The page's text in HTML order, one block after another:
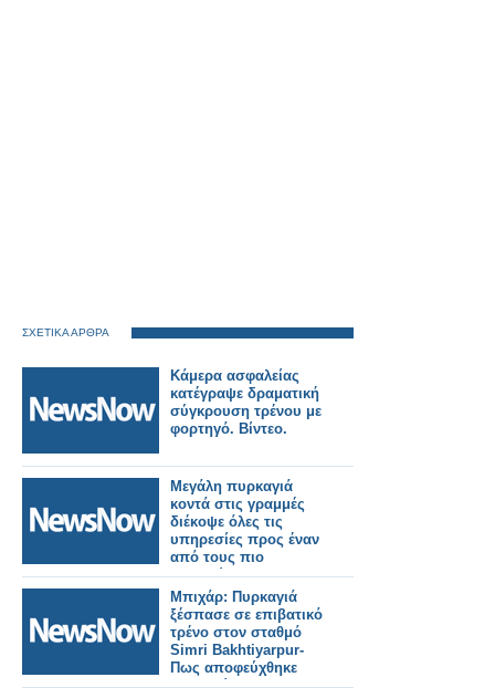
ΣΧΕΤΙΚΑ ΑΡΘΡΑ
Κάμερα ασφαλείας
κατέγραψε δραματική
σύγκρουση τρένου με
φορτηγό. Βίντεο.
Μεγάλη πυρκαγιά
κοντά στις γραμμές
διέκοψε όλες τις
υπηρεσίες προς έναν
από τους πιο
πολυσύχναστους
σιδηροδρομικούς
σταθμούς του
Λονδίνου.
Μπιχάρ: Πυρκαγιά
ξέσπασε σε επιβατικό
τρένο στον σταθμό
Simri Bakhtiyarpur-
Πως αποφεύχθηκε
τραγωδία.